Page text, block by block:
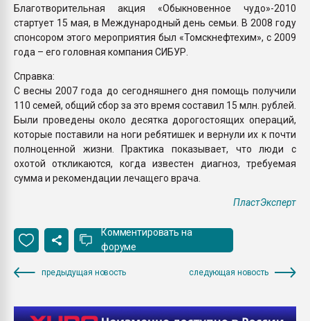
Благотворительная акция «Обыкновенное чудо»-2010
стартует 15 мая, в Международный день семьи. В 2008 году
спонсором этого мероприятия был «Томскнефтехим», с 2009
года – его головная компания СИБУР.
Справка:
С весны 2007 года до сегодняшнего дня помощь получили
110 семей, общий сбор за это время составил 15 млн. рублей.
Были проведены около десятка дорогостоящих операций,
которые поставили на ноги ребятишек и вернули их к почти
полноценной жизни. Практика показывает, что люди с
охотой откликаются, когда известен диагноз, требуемая
сумма и рекомендации лечащего врача.
ПластЭксперт
Комментировать на
форуме
предыдущая новость следующая новость